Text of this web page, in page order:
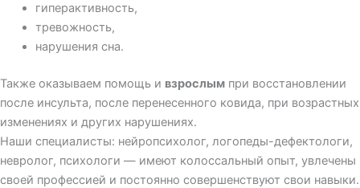
гиперактивность,
тревожность,
нарушения сна.
Также оказываем помощь и взрослым при восстановлении
после инсульта, после перенесенного ковида, при возрастных
изменениях и других нарушениях.
Наши специалисты: нейропсихолог, логопеды-дефектологи,
невролог, психологи — имеют колоссальный опыт, увлечены
своей профессией и постоянно совершенствуют свои навыки.